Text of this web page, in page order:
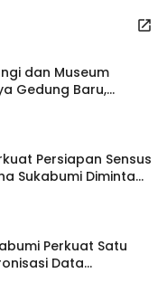
dan Museum
Gedung Baru,
Persiapan Sensus
Sukabumi Diminta
Perkuat Satu
Data